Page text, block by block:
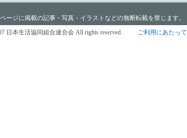
ージに掲載の記事・写真・イラストなどの無断転載を禁じます。
日本生活協同組合連合会 All rights reserved. ご利用にあたって